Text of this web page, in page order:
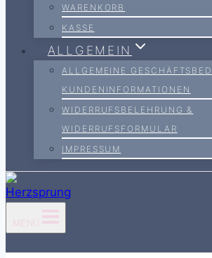
WARENKORB
KASSE
ALLGEMEIN
ALLGEMEINE
KUNDENINFORMATIONEN
WIDERRUFSBELEHRUNG &
WIDERRUFSFORMULAR
IMPRESSUM
MENÜ